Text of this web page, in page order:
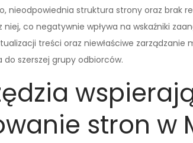
nieodpowiednia struktura strony oraz brak
co negatywnie wpływa na wskaźniki
treści oraz niewłaściwe zarządzanie
szerszej grupy odbiorców.
stron w